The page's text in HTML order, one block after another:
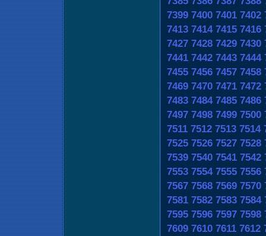
7399 7400 7401 7402
7413 7414 7415 7416
7427 7428 7429 7430
7441 7442 7443 7444
7455 7456 7457 7458
7469 7470 7471 7472
7483 7484 7485 7486
7497 7498 7499 7500
7511 7512 7513 7514
7525 7526 7527 7528
7539 7540 7541 7542
7553 7554 7555 7556
7567 7568 7569 7570
7581 7582 7583 7584
7595 7596 7597 7598
7609 7610 7611 7612